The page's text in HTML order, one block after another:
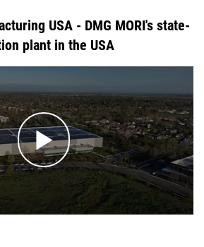
USA - DMG MORI's state-
plant in the USA